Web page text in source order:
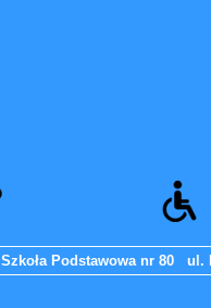
Szkoła Podstawowa nr 80